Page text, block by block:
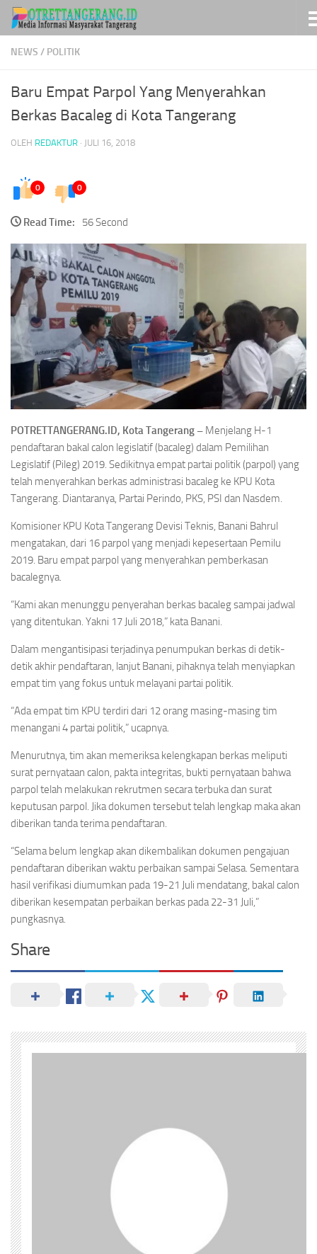
Skip to content
NEWS / POLITIK
Baru Empat Parpol Yang Menyerahkan
Berkas Bacaleg di Kota Tangerang
OLEH REDAKTUR · JULI 16, 2018
0 0
Read Time: 56 Second
POTRETTANGERANG.ID, Kota Tangerang – Menjelang H-1
pendaftaran bakal calon legislatif (bacaleg) dalam Pemilihan
Legislatif (Pileg) 2019. Sedikitnya empat partai politik (parpol) yang
telah menyerahkan berkas administrasi bacaleg ke KPU Kota
Tangerang. Diantaranya, Partai Perindo, PKS, PSI dan Nasdem.
Komisioner KPU Kota Tangerang Devisi Teknis, Banani Bahrul
mengatakan, dari 16 parpol yang menjadi kepesertaan Pemilu
2019. Baru empat parpol yang menyerahkan pemberkasan
bacalegnya.
“Kami akan menunggu penyerahan berkas bacaleg sampai jadwal
yang ditentukan. Yakni 17 Juli 2018,” kata Banani.
Dalam mengantisipasi terjadinya penumpukan berkas di detik-
detik akhir pendaftaran, lanjut Banani, pihaknya telah menyiapkan
empat tim yang fokus untuk melayani partai politik.
“Ada empat tim KPU terdiri dari 12 orang masing-masing tim
menangani 4 partai politik,” ucapnya.
Menurutnya, tim akan memeriksa kelengkapan berkas meliputi
surat pernyataan calon, pakta integritas, bukti pernyataan bahwa
parpol telah melakukan rekrutmen secara terbuka dan surat
keputusan parpol. Jika dokumen tersebut telah lengkap maka akan
diberikan tanda terima pendaftaran.
“Selama belum lengkap akan dikembalikan dokumen pengajuan
pendaftaran diberikan waktu perbaikan sampai Selasa. Sementara
hasil verifikasi diumumkan pada 19-21 Juli mendatang, bakal calon
diberikan kesempatan perbaikan berkas pada 22-31 Juli,”
pungkasnya.
Share